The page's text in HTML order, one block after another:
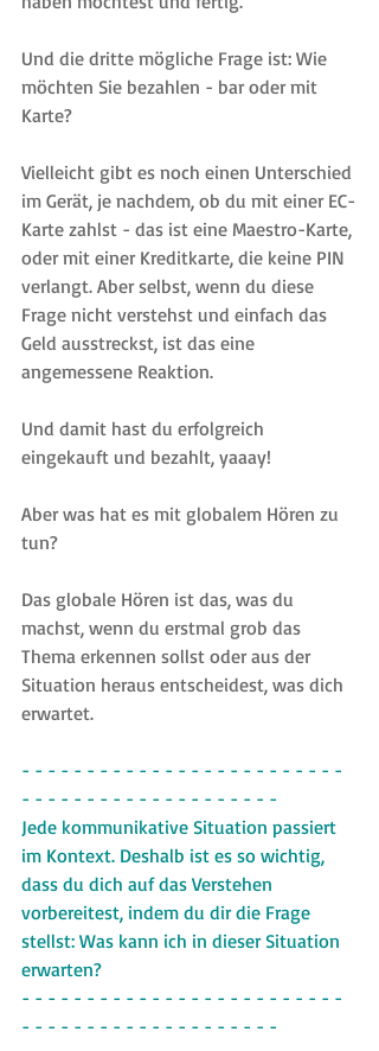
Und die dritte mögliche Frage ist: Wie
möchten Sie bezahlen - bar oder mit
Karte?
Vielleicht gibt es noch einen Unterschied
im Gerät, je nachdem, ob du mit einer EC-
Karte zahlst - das ist eine Maestro-Karte,
oder mit einer Kreditkarte, die keine PIN
verlangt. Aber selbst, wenn du diese
Frage nicht verstehst und einfach das
Geld ausstreckst, ist das eine
angemessene Reaktion.
Und damit hast du erfolgreich
eingekauft und bezahlt, yaaay!
Aber was hat es mit globalem Hören zu
tun?
Das globale Hören ist das, was du
machst, wenn du erstmal grob das
Thema erkennen sollst oder aus der
Situation heraus entscheidest, was dich
erwartet.
- - - - - - - - - - - - - - - - - - - - - - - - -
- - - - - - - - - - - - - - - - - - - -
Jede kommunikative Situation passiert
im Kontext. Deshalb ist es so wichtig,
dass du dich auf das Verstehen
vorbereitest, indem du dir die Frage
stellst: Was kann ich in dieser Situation
erwarten?
- - - - - - - - - - - - - - - - - - - - - - - - -
- - - - - - - - - - - - - - - - - - - -